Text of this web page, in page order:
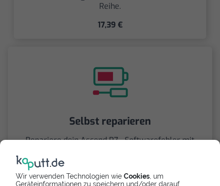
Wir verwenden Technologien wie Cookies , um
Geräteinformationen zu speichern und/oder darauf
Reihe.
17,39 €
Selbst reparieren
Repariere dein Ascend P7 - Softwarefehler mit